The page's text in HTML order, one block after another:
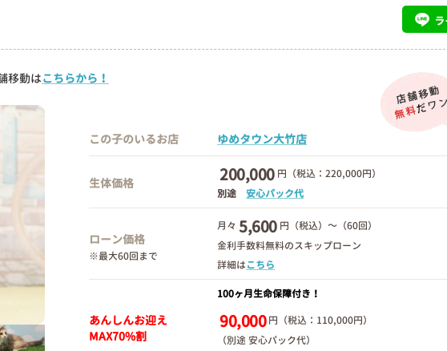
移動はこちらから！
この子のいるお店 ゆめタウン大竹店
生体価格 200,000 円（税込：220,000円）
別途 安心パック代
ローン価格
※最大60回まで
月々 5,600 円（税込）～（60回）
金利手数料無料のスキップローン
詳細はこちら
あんしんお迎え
MAX70%割
100ヶ月生命保障付き！
90,000 円（税込：110,000円）
（別途 安心パック代）